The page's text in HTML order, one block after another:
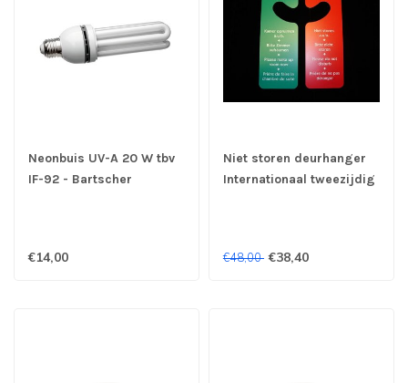
Neonbuis UV-A 20 W tbv
IF-92 - Bartscher
€14,00
Niet storen deurhanger
Internationaal tweezijdig
€48,00 €38,40